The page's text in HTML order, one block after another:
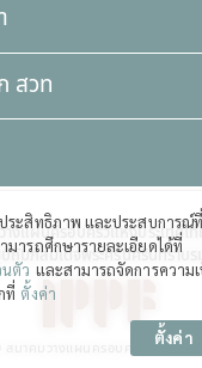
สวท
างแผนครอบครัวแห่งประเทศไ
ปถัมภ์สมเด็จพระศรีนครินทราบ
สมาคมวางแผนครอบครัวแห่งประ
ระสิทธิภาพ และประสบการณ์
ารถศึกษารายละเอียดได้ที่
ตัว และสามารถจัดการความ
ที่ ตั้งค่า
ตั้งค่า